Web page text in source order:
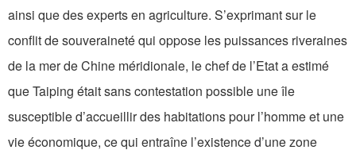
ainsi que des experts en agriculture. S’exprimant sur le
conflit de souveraineté qui oppose les puissances riveraines
de la mer de Chine méridionale, le chef de l’Etat a estimé
que Taiping était sans contestation possible une île
susceptible d’accueillir des habitations pour l’homme et une
vie économique, ce qui entraîne l’existence d’une zone